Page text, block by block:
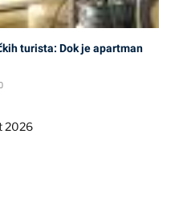
turista: Dok je apartman